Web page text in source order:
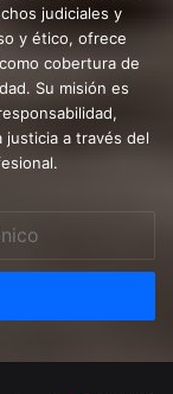
judiciales y
y ético, ofrece
cobertura de
Su misión es
justicia a través del